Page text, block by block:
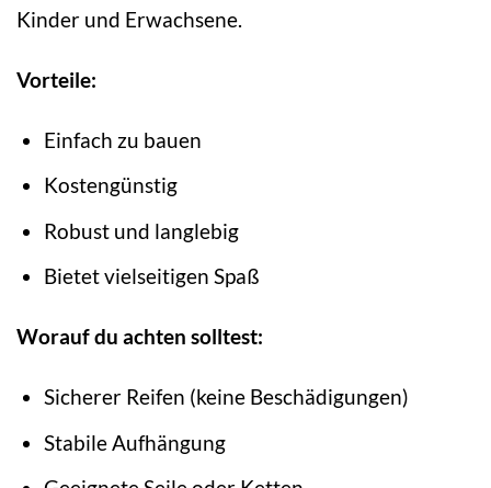
Kinder und Erwachsene.
Vorteile:
Einfach zu bauen
Kostengünstig
Robust und langlebig
Bietet vielseitigen Spaß
Worauf du achten solltest:
Sicherer Reifen (keine Beschädigungen)
Stabile Aufhängung